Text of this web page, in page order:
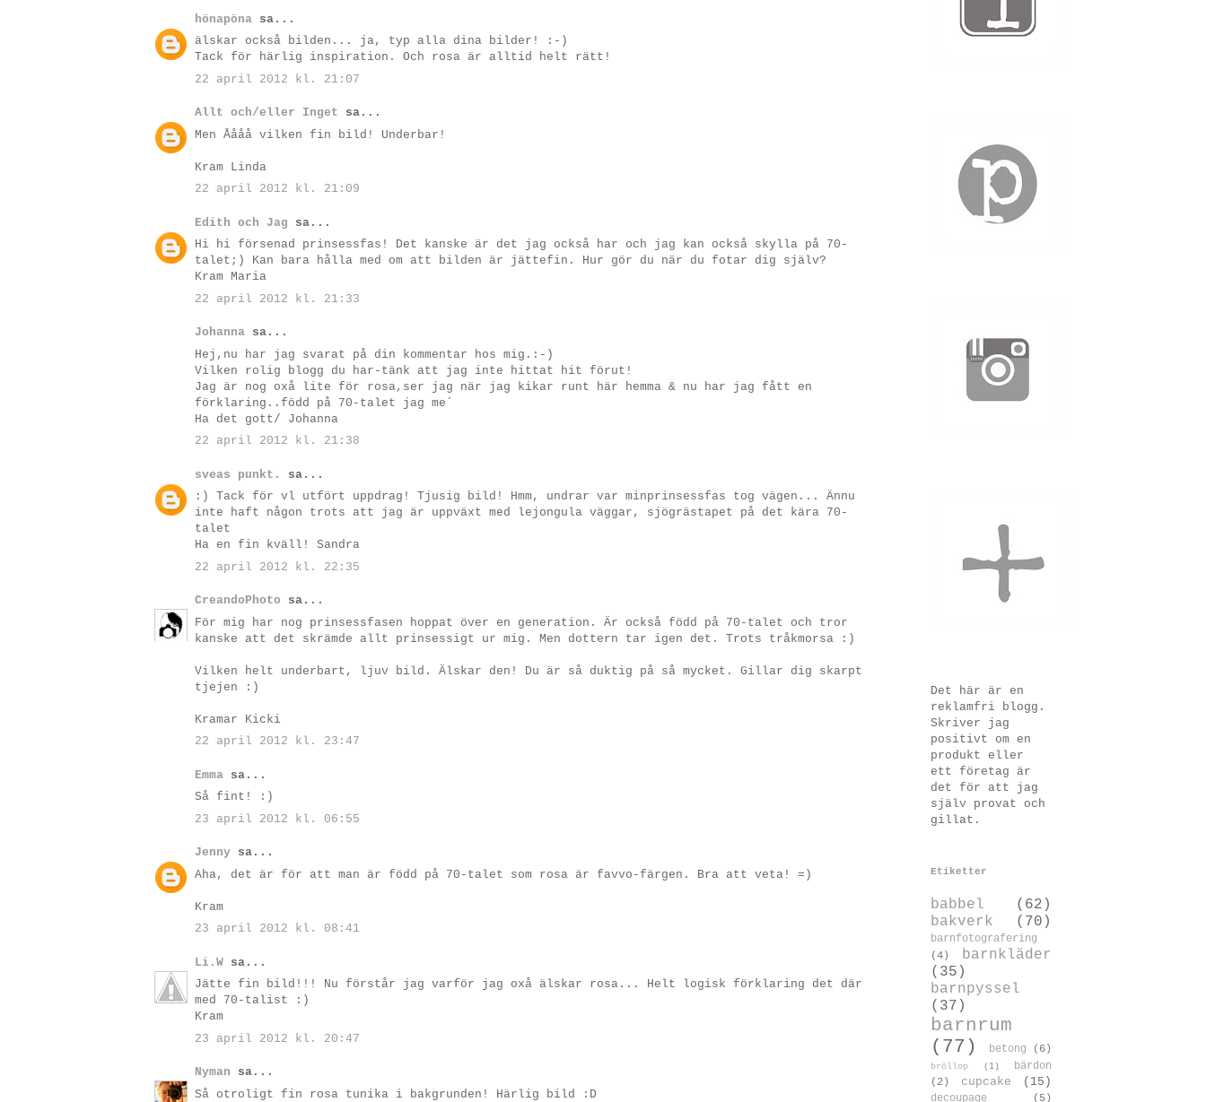
hönapöna sa...
älskar också bilden... ja, typ alla dina bilder! :-)
Tack för härlig inspiration. Och rosa är alltid helt rätt!
22 april 2012 kl. 21:07
Allt och/eller Inget sa...
Men Åååå vilken fin bild! Underbar!
Kram Linda
22 april 2012 kl. 21:09
Edith och Jag sa...
Hi hi försenad prinsessfas! Det kanske är det jag också har och jag kan också skylla på 70-
talet;) Kan bara hålla med om att bilden är jättefin. Hur gör du när du fotar dig själv?
Kram Maria
22 april 2012 kl. 21:33
Johanna sa...
Hej,nu har jag svarat på din kommentar hos mig.:-)
Vilken rolig blogg du har-tänk att jag inte hittat hit förut!
Jag är nog oxå lite för rosa,ser jag när jag kikar runt här hemma & nu har jag fått en
förklaring..född på 70-talet jag me´
Ha det gott/ Johanna
22 april 2012 kl. 21:38
sveas punkt.
sa...
:) Tack för vl utfört uppdrag! Tjusig bild! Hmm, undrar var minprinsessfas tog vägen... Ännu
inte haft någon trots att jag är uppväxt med lejongula väggar, sjögrästapet på det kära 70-
talet
Ha en fin kväll! Sandra
22 april 2012 kl. 22:35
CreandoPhoto sa...
För mig har nog prinsessfasen hoppat över en generation. Är också född på 70-talet och tror
kanske att det skrämde allt prinsessigt ur mig. Men dottern tar igen det. Trots tråkmorsa :)
Vilken helt underbart, ljuv bild. Älskar den! Du är så duktig på så mycket. Gillar dig skarpt
tjejen :)
Kramar Kicki
22 april 2012 kl. 23:47
Emma sa...
Så fint! :)
23 april 2012 kl. 06:55
Jenny sa...
Aha, det är för att man är född på 70-talet som rosa är favvo-färgen. Bra att veta! =)
Kram
23 april 2012 kl. 08:41
Li.W sa...
Jätte fin bild!!! Nu förstår jag varför jag oxå älskar rosa... Helt logisk förklaring det där
med 70-talist :)
Kram
23 april 2012 kl. 20:47
Nyman sa...
Så otroligt fin rosa tunika i bakgrunden! Härlig bild :D
Det här är en
reklamfri blogg.
Skriver jag
positivt om en
produkt eller
ett företag är
det för att jag
själv provat och
gillat.
Etiketter
babbel
(62)
bakverk
(70)
barnfotografering
(4)
barnkläder
(35)
barnpyssel
(37)
barnrum
(77)
betong (6)
bröllop (1)
bärdon
(2)
cupcake (15)
decoupage (5)